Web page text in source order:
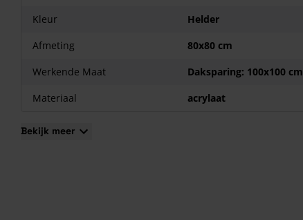
Kleur
Helder
Afmeting
80x80 cm
Werkende Maat
Daksparing: 100x100 cm
Materiaal
acrylaat
Bekijk meer